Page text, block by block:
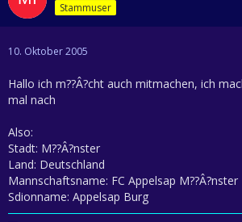
Stammuser
10. Oktober 2005
Hallo ich m??Â?cht auch mitmachen, ich
mal nach
Also:
Stadt: M??Â?nster
Land: Deutschland
Mannschaftsname: FC Appelsap M??Â?nster
Sdionname: Appelsap Burg